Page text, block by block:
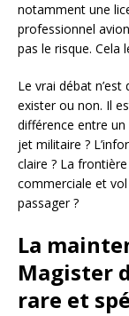
notamment une
professionnel
pas le risque. Cela
Le vrai débat
exister ou non. Il
différence entre
jet militaire ?
claire ? La
commerciale et
passager ?
La
Magister
rare et